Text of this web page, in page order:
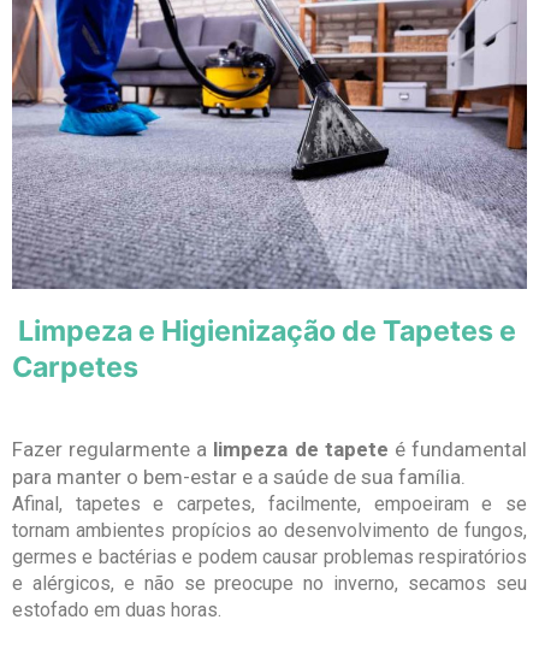
Limpeza e Higienização de Tapetes e
Carpetes
Fazer regularmente a limpeza de tapete é fundamental
para manter o bem-estar e a saúde de sua família.
Afinal, tapetes e carpetes, facilmente, empoeiram e se
tornam ambientes propícios ao desenvolvimento de fungos,
germes e bactérias e podem causar problemas respiratórios
e alérgicos, e não se preocupe no inverno, secamos seu
estofado em duas horas.